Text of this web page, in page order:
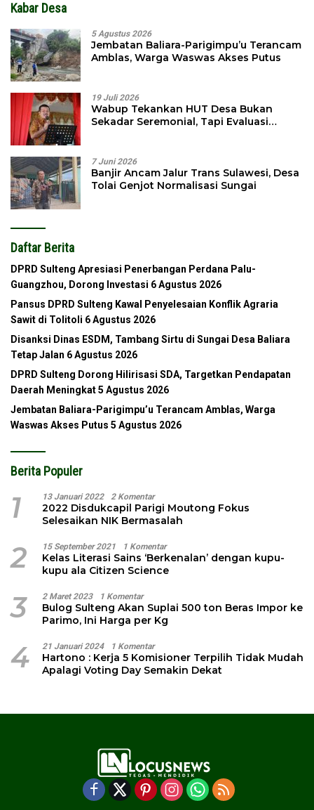
Kabar Desa
5 Agustus 2026
Jembatan Baliara-Parigimpu’u Terancam
Amblas, Warga Waswas Akses Putus
19 Juli 2026
Wabup Tekankan HUT Desa Bukan
Sekadar Seremonial, Tapi Evaluasi
7 Juni 2026
Banjir Ancam Jalur Trans Sulawesi, Desa
Tolai Genjot Normalisasi Sungai
Daftar Berita
DPRD Sulteng Apresiasi Penerbangan Perdana Palu-
Guangzhou, Dorong Investasi 6 Agustus 2026
Pansus DPRD Sulteng Kawal Penyelesaian Konflik Agraria
Sawit di Tolitoli 6 Agustus 2026
Disanksi Dinas ESDM, Tambang Sirtu di Sungai Desa Baliara
Tetap Jalan 6 Agustus 2026
DPRD Sulteng Dorong Hilirisasi SDA, Targetkan Pendapatan
Daerah Meningkat5 Agustus 2026
Jembatan Baliara-Parigimpu’u Terancam Amblas, Warga
Waswas Akses Putus 5 Agustus 2026
Berita Populer
1 13 Januari 2022 2 Komentar
2022 Disdukcapil Parigi Moutong Fokus
Selesaikan NIK Bermasalah
2 15 September 2021 1 Komentar
Kelas Literasi Sains ‘Berkenalan’ dengan kupu-
kupu ala Citizen Science
3 2 Maret 2023 1 Komentar
Bulog Sulteng Akan Suplai 500 ton Beras Impor ke
Parimo, Ini Harga per Kg
4 21 Januari 2024 1 Komentar
Hartono : Kerja 5 Komisioner Terpilih Tidak Mudah
Apalagi Voting Day Semakin Dekat